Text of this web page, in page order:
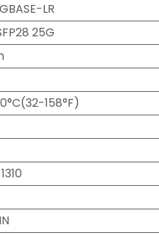
LR
25G
158°F)
1310